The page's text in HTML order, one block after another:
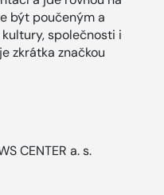
být poučeným a
společnosti i
zkrátka značkou
CENTER a. s.